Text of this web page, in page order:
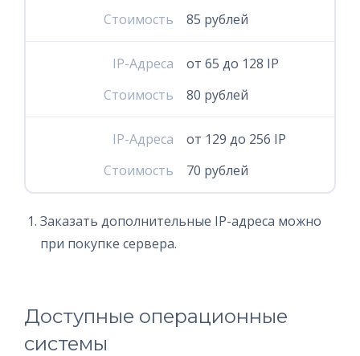
Стоимость
85 рублей
IP-Адреса
от 65 до 128 IP
Стоимость
80 рублей
IP-Адреса
от 129 до 256 IP
Стоимость
70 рублей
Заказать дополнительные IP-адреса можно
при покупке сервера.
Доступные операционные
системы